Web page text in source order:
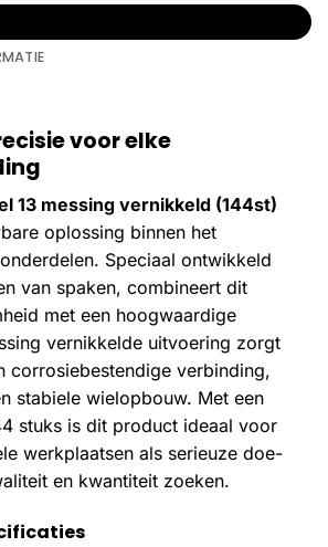
voor elke
13 messing vernikkeld (144st)
oplossing binnen het
Speciaal ontwikkeld
van spaken, combineert dit
met een hoogwaardige
vernikkelde uitvoering zorgt
corrosiebestendige verbinding,
stabiele wielopbouw. Met een
stuks is dit product ideaal voor
werkplaatsen als serieuze doe-
en kwantiteit zoeken.